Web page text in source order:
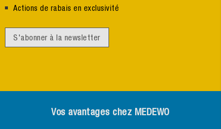
Actions de rabais en exclusivité
S'abonner à la newsletter
Vos avantages chez MEDEWO